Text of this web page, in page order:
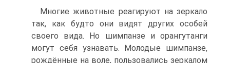
Многие животные реагируют на зеркало
так, как будто они видят других особей
своего вида. Но шимпанзе и орангутанги
могут себя узнавать. Молодые шимпанзе,
рождённые на воле, пользовались зеркалом